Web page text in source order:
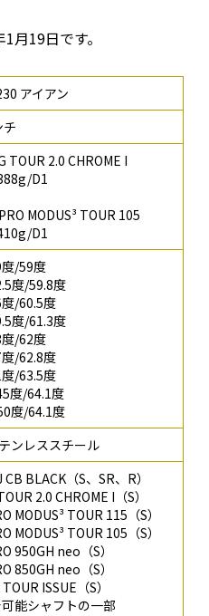
19日です。
アイアン
TOUR 2.0 CHROME I
D1
MODUS³ TOUR 105
D1
/59度
度/59.8度
/60.5度
度/61.3度
/62度
/62.8度
/63.5度
度/64.1度
度/64.1度
ンレススチール
CB BLACK（S、SR、R）
2.0 CHROME I（S）
MODUS³ TOUR 115（S）
MODUS³ TOUR 105（S）
950GH neo（S）
850GH neo（S）
ISSUE（S）
能シャフトの一部